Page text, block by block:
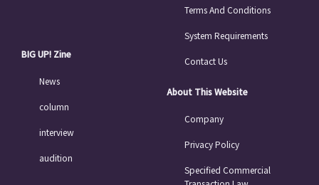
BIG UP! Zine
News
column
interview
audition
Terms And Conditions
System Requirements
Contact Us
About This Website
Company
Privacy Policy
Specified Commercial